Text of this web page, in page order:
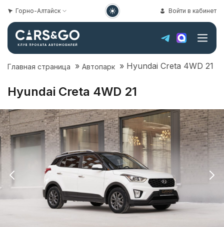
Горно-Алтайск Войти в кабинет
Главная страница » Автопарк » Hyundai Creta 4WD 21
Hyundai Creta 4WD 21